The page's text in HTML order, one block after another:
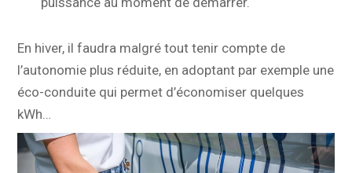
En hiver, il faudra malgré tout tenir compte de
l’autonomie plus réduite, en adoptant par exemple une
éco-conduite qui permet d’économiser quelques
kWh…